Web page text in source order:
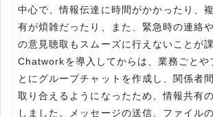
中心で、情報伝達に時間がかかったり、
有が煩雑だったり、また、緊急時の連絡
の意見聴取もスムーズに行えないことが課
Chatworkを導入してからは、業務ごとや
とにグループチャットを作成し、関係者
取り合えるようになったため、情報共有
しました。メッセージの送信、ファイル